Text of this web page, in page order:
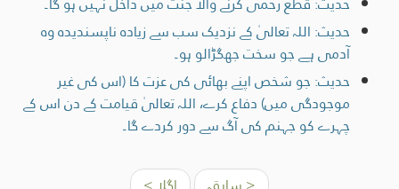
حدیث: اللہ تعالیٰ کے نزدیک سب سے زیادہ ناپسنديده وہ
آدمی ہے جو سخت جھگڑالو ہو۔
حدیث: جو شخص اپنے بھائی کی عزت کا (اس کی غیر
موجودگی میں) دفاع کرے، اللہ تعالیٰ قیامت کے دن اس کے
چہرے کو جہنم کی آگ سے دور کردے گا۔